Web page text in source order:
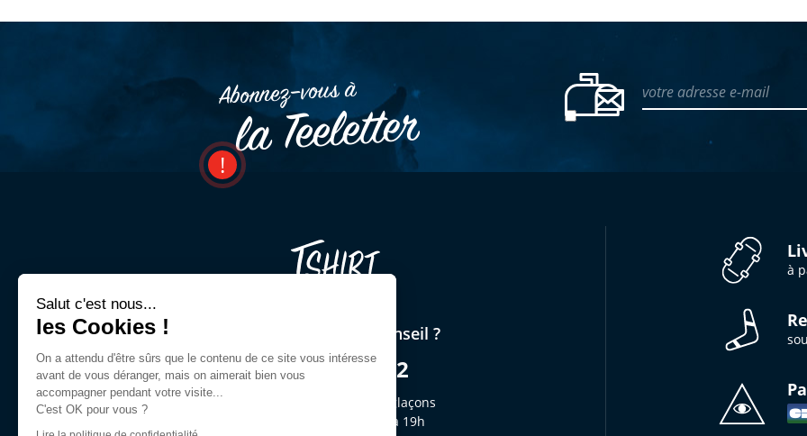
Abonnez–vous à
la Teeletter
votre adresse e-mail
Une question ? Un conseil ?
03 44 54 00 92
Demandez Jeffrey ou des glaçons
du lun. au ven. de 9h30 à 19h
à
Salut c'est nous...
les Cookies !
On a attendu d'être sûrs que le contenu de ce site vous intéresse
avant de vous déranger, mais on aimerait bien vous
accompagner pendant votre visite...
C'est OK pour vous ?